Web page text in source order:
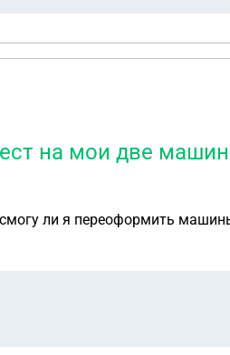
на мои две
ли я переоформить